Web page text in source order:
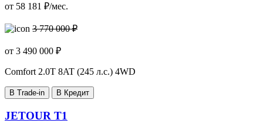
от 58 181 ₽/мес.
3 770 000 ₽
от 3 490 000 ₽
Comfort 2.0T 8AT (245 л.с.) 4WD
В Trade-in В Кредит
JETOUR T1